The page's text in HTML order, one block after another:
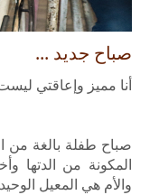
صباح جديد ...
أنا مميز وإعاقتي
المكونة من الدتها
والأم هي المعيل